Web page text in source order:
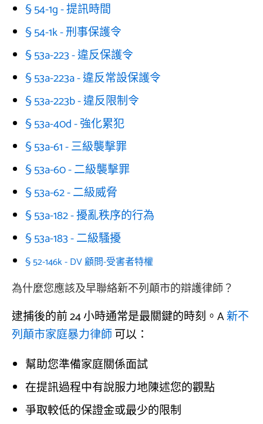
§ 54-1g - 提訊時間
§ 54-1k - 刑事保護令
§ 53a-223 - 違反保護令
§ 53a-223a - 違反常設保護令
§ 53a-223b - 違反限制令
§ 53a-40d - 強化累犯
§ 53a-61 - 三級襲擊罪
§ 53a-60 - 二級襲擊罪
§ 53a-62 - 二級威脅
§ 53a-182 - 擾亂秩序的行為
§ 53a-183 - 二級騷擾
§ 52-146k - DV 顧問-受害者特權
為什麼您應該及早聯絡新不列顛市的辯護律師？
逮捕後的前 24 小時通常是最關鍵的時刻。A新不
列顛市家庭暴力律師可以：
幫助您準備家庭關係面試
在提訊過程中有說服力地陳述您的觀點
爭取較低的保證金或最少的限制